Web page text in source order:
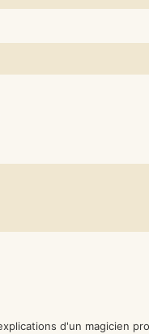
d'un magicien